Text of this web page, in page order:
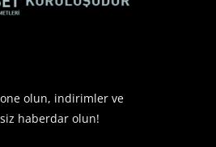
olun, indirimler ve
haberdar olun!